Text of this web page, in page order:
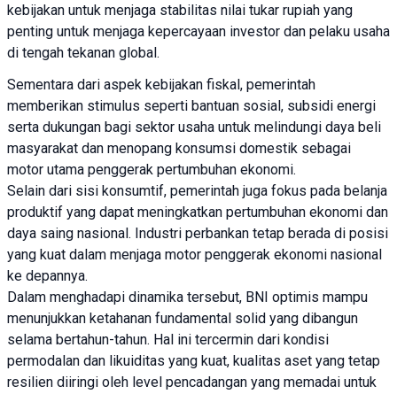
kebijakan untuk menjaga stabilitas nilai tukar rupiah yang
penting untuk menjaga kepercayaan investor dan pelaku usaha
di tengah tekanan global.
Sementara dari aspek kebijakan fiskal, pemerintah
memberikan stimulus seperti bantuan sosial, subsidi energi
serta dukungan bagi sektor usaha untuk melindungi daya beli
masyarakat dan menopang konsumsi domestik sebagai
motor utama penggerak pertumbuhan ekonomi.
Selain dari sisi konsumtif, pemerintah juga fokus pada belanja
produktif yang dapat meningkatkan pertumbuhan ekonomi dan
daya saing nasional. Industri perbankan tetap berada di posisi
yang kuat dalam menjaga motor penggerak ekonomi nasional
ke depannya.
Dalam menghadapi dinamika tersebut, BNI optimis mampu
menunjukkan ketahanan fundamental solid yang dibangun
selama bertahun-tahun. Hal ini tercermin dari kondisi
permodalan dan likuiditas yang kuat, kualitas aset yang tetap
resilien diiringi oleh level pencadangan yang memadai untuk